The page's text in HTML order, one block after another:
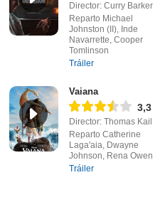
Director: Curry Barker
Reparto Michael
Johnston (II), Inde
Navarrette, Cooper
Tomlinson
Tráiler
Vaiana
3,3
Director: Thomas Kail
Reparto Catherine
Laga'aia, Dwayne
Johnson, Rena Owen
Tráiler